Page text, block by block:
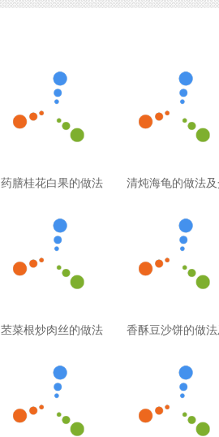
药膳桂花白果的做法 清炖海龟的做法
苤菜根炒肉丝的做法 香酥豆沙饼的做